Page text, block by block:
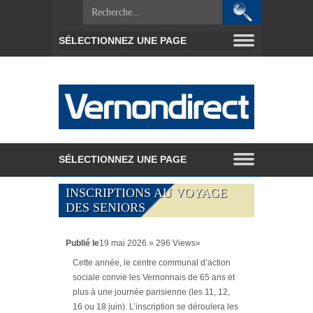
INSCRIPTIONS AU VOYAGE
DES SENIORS
Publié le19 mai 2026 » 296 Views»
Cette année, le centre communal d’action
sociale convie les Vernonnais de 65 ans et
plus à une journée parisienne (les 11, 12,
16 ou 18 juin). L’inscription se déroulera les